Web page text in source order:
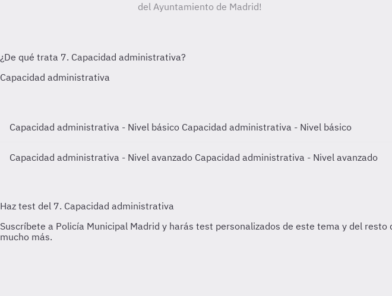
del Ayuntamiento de Madrid!
Capacidad administrativa - Nivel básico Capacidad administrativa - Nivel básico
Capacidad administrativa - Nivel avanzado Capacidad administrativa - Nivel avanzado